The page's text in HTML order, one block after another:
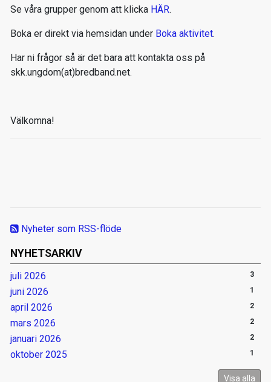
Nyheter som RSS-flöde
NYHETSARKIV
juli 2026 3
juni 2026 1
april 2026 2
mars 2026 2
januari 2026 2
oktober 2025 1
Visa alla
Se våra grupper genom att klicka HÄR.
Boka er direkt via hemsidan under Boka aktivitet.
Har ni frågor så är det bara att kontakta oss på
skk.ungdom(at)bredband.net.
Välkomna!